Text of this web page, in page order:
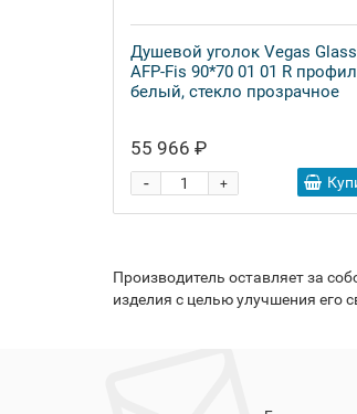
Душевой уголок Vegas Glass
AFP-Fis 90*70 01 01 R
белый, стекло прозрачное
55 966 ₽
+
-
Производитель оставляет за
изделия с целью улучшения его